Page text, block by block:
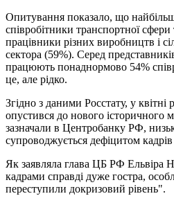
Опитування показало, що
співробітники транспортної сфери
працівники різних виробництв і
сектора (59%). Серед
працюють понаднормово 54%
це, але рідко.
Згідно з даними Росстату, у квітні
опустився до нового історичного
зазначали в Центробанку РФ,
супроводжується дефіцитом
Як заявляла глава ЦБ РФ Ельвіра
кадрами справді дуже гостра,
переступили докризовий рівень".